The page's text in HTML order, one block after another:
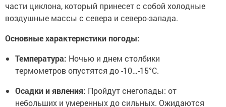
части циклона, который принесет с собой холодные
воздушные массы с севера и северо-запада.
Основные характеристики погоды:
Температура: Ночью и днем столбики
термометров опустятся до -10…-15°C.
Осадки и явления: Пройдут снегопады: от
небольших и умеренных до сильных. Ожидаются